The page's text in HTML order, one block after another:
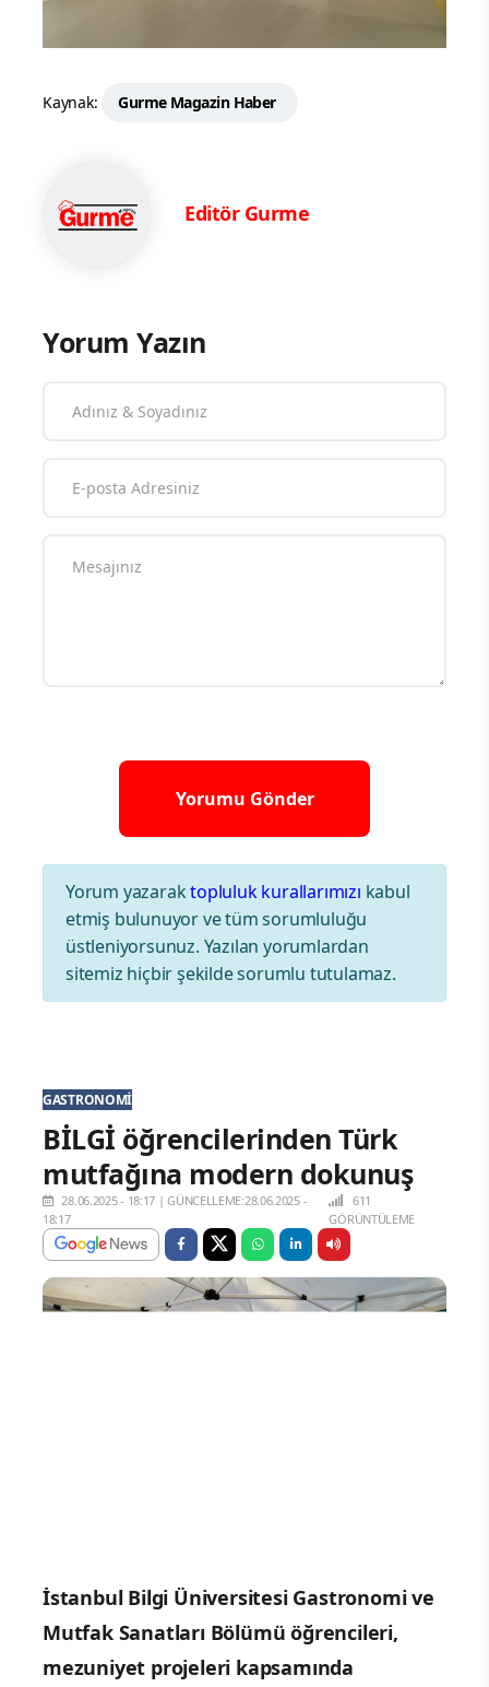
Kaynak: Gurme Magazin Haber
Editör Gurme
Yorum Yazın
Yorum yazaraktopluluk kurallarımızı kabul
etmiş bulunuyor ve tüm sorumluluğu
üstleniyorsunuz. Yazılan yorumlardan
sitemiz hiçbir şekilde sorumlu tutulamaz.
GASTRONOMI
BİLGİ öğrencilerinden Türk
mutfağına modern dokunuş
28.06.2025 - 18:17 |GÜNCELLEME:28.06.2025 -
18:17
611
GÖRÜNTÜLEME
İstanbul Bilgi Üniversitesi Gastronomi ve
Mutfak Sanatları Bölümü öğrencileri,
mezuniyet projeleri kapsamında